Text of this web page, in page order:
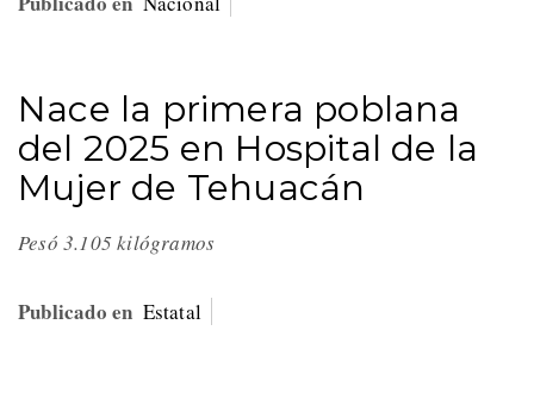
Nace la primera poblana
del 2025 en Hospital de la
Mujer de Tehuacán
Pesó 3.105 kilógramos
Publicado en Estatal